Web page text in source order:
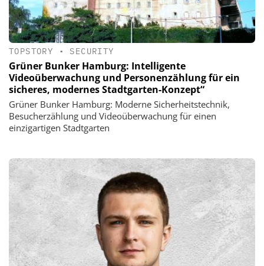
TOPSTORY • SECURITY
Grüner Bunker Hamburg: Intelligente
Videoüberwachung und Personenzählung für ein
sicheres, modernes Stadtgarten-Konzept“
Grüner Bunker Hamburg: Moderne Sicherheitstechnik,
Besucherzählung und Videoüberwachung für einen
einzigartigen Stadtgarten